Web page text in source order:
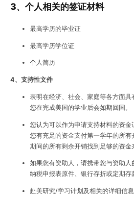
3、个人相关的签证材料
最高学历的毕业证
最高学历学位证
个人简历
4、支持性文件
表明在经济、社会、家庭等各方面具
您在完成美国的学业后会如期回国。
您认为可以作为申请支持材料的资
您有充足的资金支付第一学年的所
期间的所有剩余开销找到足够的资金
如果您有资助人，请携带您与资助
纳税申报表原件、银行存折或定期存
赴美研究/学习计划及相关的详细信